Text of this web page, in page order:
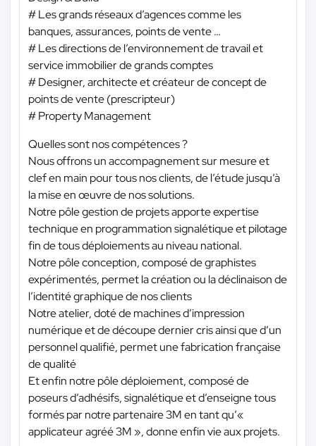
# Les grands réseaux d’agences comme les
banques, assurances, points de vente …
# Les directions de l’environnement de travail et
service immobilier de grands comptes
# Designer, architecte et créateur de concept de
points de vente (prescripteur)
# Property Management
Quelles sont nos compétences ?
Nous offrons un accompagnement sur mesure et
clef en main pour tous nos clients, de l’étude jusqu’à
la mise en œuvre de nos solutions.
Notre pôle gestion de projets apporte expertise
technique en programmation signalétique et pilotage
fin de tous déploiements au niveau national.
Notre pôle conception, composé de graphistes
expérimentés, permet la création ou la déclinaison de
l’identité graphique de nos clients
Notre atelier, doté de machines d’impression
numérique et de découpe dernier cris ainsi que d’un
personnel qualifié, permet une fabrication française
de qualité
Et enfin notre pôle déploiement, composé de
poseurs d’adhésifs, signalétique et d’enseigne tous
formés par notre partenaire 3M en tant qu’«
applicateur agréé 3M », donne enfin vie aux projets.